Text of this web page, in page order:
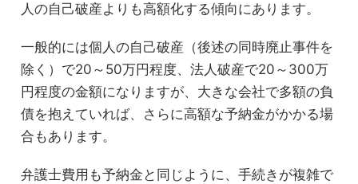
人の自己破産よりも高額化する傾向にあります。
一般的には個人の自己破産（後述の同時廃止事件を
除く）で20～50万円程度、法人破産で20～300万
円程度の金額になりますが、大きな会社で多額の負
債を抱えていれば、さらに高額な予納金がかかる場
合もあります。
弁護士費用も予納金と同じように、手続きが複雑で